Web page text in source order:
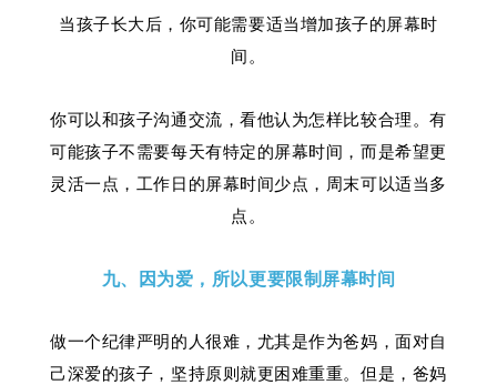
当孩子长大后，你可能需要适当增加孩子的屏幕时
间。
你可以和孩子沟通交流，看他认为怎样比较合理。有
可能孩子不需要每天有特定的屏幕时间，而是希望更
灵活一点，工作日的屏幕时间少点，周末可以适当多
点。
九、因为爱，所以更要限制屏幕时间
做一个纪律严明的人很难，尤其是作为爸妈，面对自
己深爱的孩子，坚持原则就更困难重重。但是，爸妈